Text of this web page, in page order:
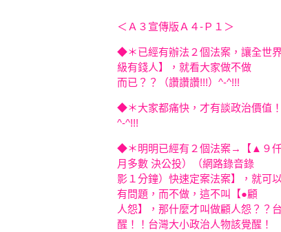
＜Ａ３宣傳版Ａ４-Ｐ１＞
◆＊已經有辦法２個法案，讓全世
級有錢人】，就看大家做不做
而已？？（讚讚讚!!!） ^-^!!!
◆＊大家都痛快，才有談政治價值！
^-^!!!
◆＊明明已經有２個法案→【▲９
月多數 決公投）（網路錄音錄
影１分鐘）快速定案法案】，就可
有問題，而不做，這不叫【●顧
人怨】
，那什麼才叫做顧人怨？？
醒！！台灣大小政治人物該覺醒！